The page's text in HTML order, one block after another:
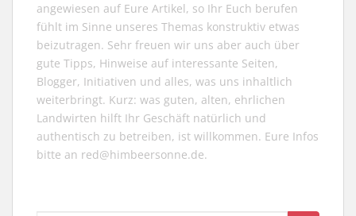
angewiesen auf Eure Artikel, so Ihr Euch berufen
fühlt im Sinne unseres Themas konstruktiv etwas
beizutragen. Sehr freuen wir uns aber auch über
gute Tipps, Hinweise auf interessante Seiten,
Blogger, Initiativen und alles, was uns inhaltlich
weiterbringt. Kurz: was guten, alten, ehrlichen
Landwirten hilft Ihr Geschäft natürlich und
authentisch zu betreiben, ist willkommen. Eure Infos
bitte an red@himbeersonne.de.